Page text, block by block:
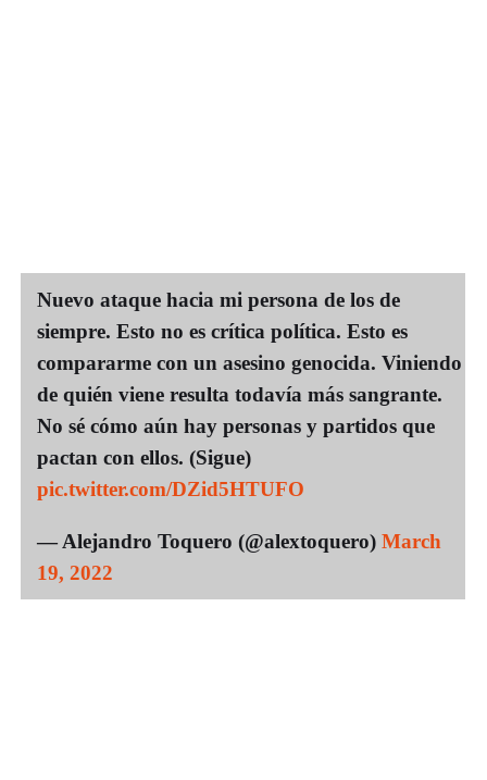
Nuevo ataque hacia mi persona de los de
siempre. Esto no es crítica política. Esto es
compararme con un asesino genocida. Viniendo
de quién viene resulta todavía más sangrante.
No sé cómo aún hay personas y partidos que
pactan con ellos. (Sigue)
pic.twitter.com/DZid5HTUFO
— Alejandro Toquero (@alextoquero) March
19, 2022